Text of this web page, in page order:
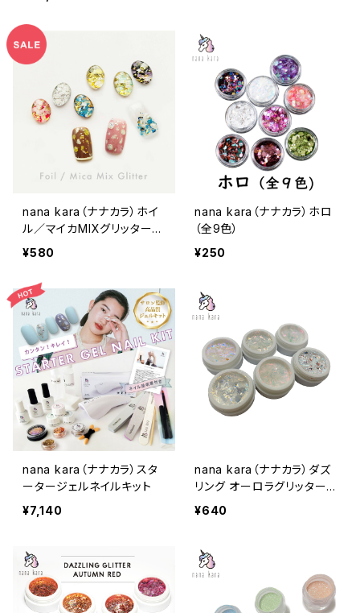
ト（マグネットジェル／専用
スティック付き）
nana kara（ナナカラ）ホイ
ル／マイカMIXグリッター
（全6種）
¥580
nana kara（ナナカラ）ホロ
（全9色）
¥250
nana kara（ナナカラ）スタ
ータージェルネイルキット
¥7,140
nana kara（ナナカラ）ダズ
リング オーロラグリッター
プリズム
¥640